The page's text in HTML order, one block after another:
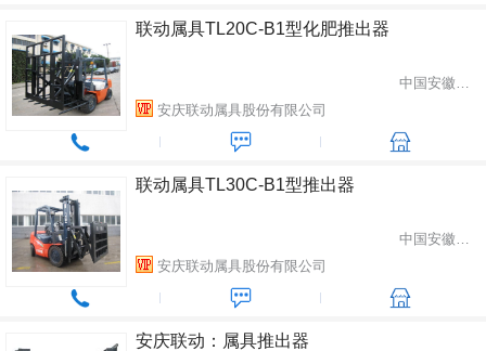
联动属具TL20C-B1型化肥推出器
中国安徽省安庆市
安庆联动属具股份有限公司
联动属具TL30C-B1型推出器
中国安徽省安庆市
安庆联动属具股份有限公司
安庆联动：属具推出器